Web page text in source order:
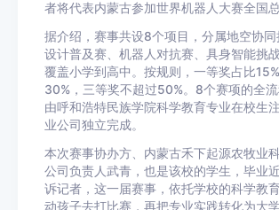
者将代表内蒙古参加世界机器人大赛全国总
据介绍，赛事共设8个项目，分属地空协
设计普及赛、机器人对抗赛、具身智能挑
覆盖小学到高中。按规则，一等奖占比
30%，三等奖不超过50%。8个赛项的全
由呼和浩特民族学院科学教育专业在校生
业公司独立完成。
本次赛事协办方、内蒙古禾下起源农牧业
公司负责人武青，也是该校的学生，毕业
诉记者，这一届赛事，依托学校的科学教
动孩子去打比赛，再把专业实践转化为大